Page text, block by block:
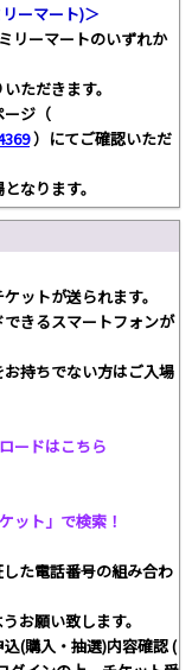
ーマート)＞
リーマートのいずれか
ただきます。
ージ（
）にてご確認いただ
なります。
ットが送られます。
きるスマートフォンが
持ちでない方はご入場
ードはこちら
ット」で検索！
た電話番号の組み合わ
お願い致します。
(購入・抽選)内容確認 (